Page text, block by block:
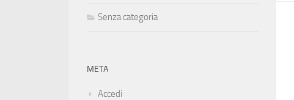
Senza categoria
META
Accedi